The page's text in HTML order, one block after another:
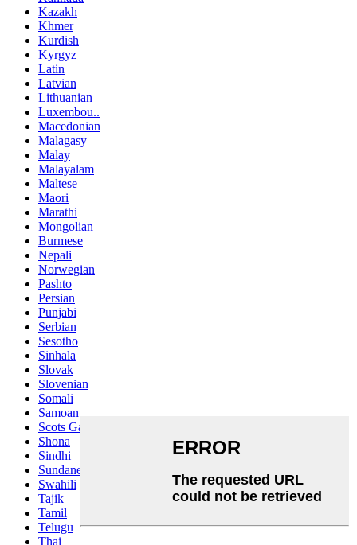
Kazakh
Khmer
Kurdish
Kyrgyz
Latin
Latvian
Lithuanian
Luxembou..
Macedonian
Malagasy
Malay
Malayalam
Maltese
Maori
Marathi
Mongolian
Burmese
Nepali
Norwegian
Pashto
Persian
Punjabi
Serbian
Sesotho
Sinhala
Slovak
Slovenian
Somali
Samoan
Scots Gaelic
Shona
Sindhi
Sundanese
Swahili
Tajik
Tamil
Telugu
Thai